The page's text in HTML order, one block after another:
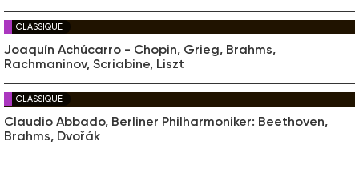
CLASSIQUE
Joaquín Achúcarro - Chopin, Grieg, Brahms,
Rachmaninov, Scriabine, Liszt
CLASSIQUE
Claudio Abbado, Berliner Philharmoniker: Beethoven,
Brahms, Dvořák